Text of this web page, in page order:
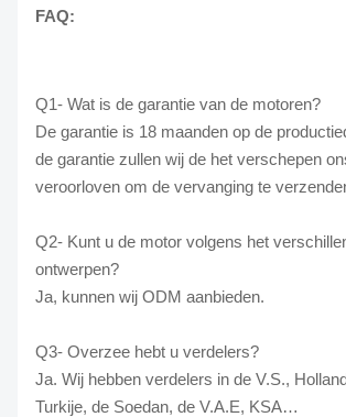
FAQ:
Q1- Wat is de garantie van de motoren?
De garantie is 18 maanden op de
de garantie zullen wij de het verschepen
veroorloven om de vervanging te
Q2- Kunt u de motor volgens het
ontwerpen?
Ja, kunnen wij ODM aanbieden.
Q3- Overzee hebt u verdelers?
Ja. Wij hebben verdelers in de V.S.,
Turkije, de Soedan, de V.A.E, KSA…